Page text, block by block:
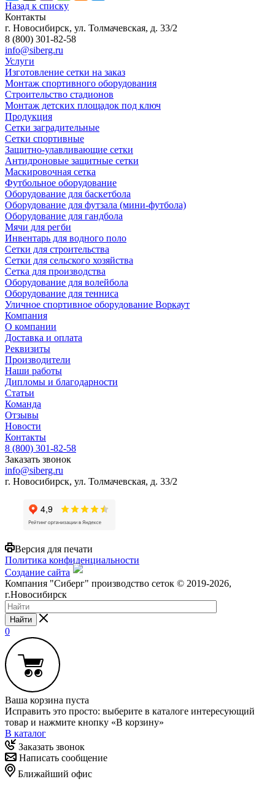
Назад к списку
Контакты
г. Новосибирск, ул. Толмачевская, д. 33/2
8 (800) 301-82-58
info@siberg.ru
Услуги
Изготовление сетки на заказ
Монтаж спортивного оборудования
Строительство стадионов
Монтаж детских площадок под ключ
Продукция
Сетки заградительные
Сетки спортивные
Защитно-улавливающие сетки
Антидроновые защитные сетки
Маскировочная сетка
Футбольное оборудование
Оборудование для баскетбола
Оборудование для футзала (мини-футбола)
Оборудование для гандбола
Мячи для регби
Инвентарь для водного поло
Сетки для строительства
Сетки для сельского хозяйства
Сетка для производства
Оборудование для волейбола
Оборудование для тенниса
Уличное спортивное оборудование Воркаут
Компания
О компании
Доставка и оплата
Реквизиты
Производители
Наши работы
Дипломы и благодарности
Статьи
Команда
Отзывы
Новости
Контакты
8 (800) 301-82-58
Заказать звонок
info@siberg.ru
г. Новосибирск, ул. Толмачевская, д. 33/2
Версия для печати
Политика конфиденциальности
Создание сайта
Компания "Сиберг" производство сеток © 2019-2026,
г.Новосибирск
Найти
0
Ваша корзина пуста
Исправить это просто: выберите в каталоге интересующий
товар и нажмите кнопку «В корзину»
В каталог
Заказать звонок
Написать сообщение
Ближайший офис